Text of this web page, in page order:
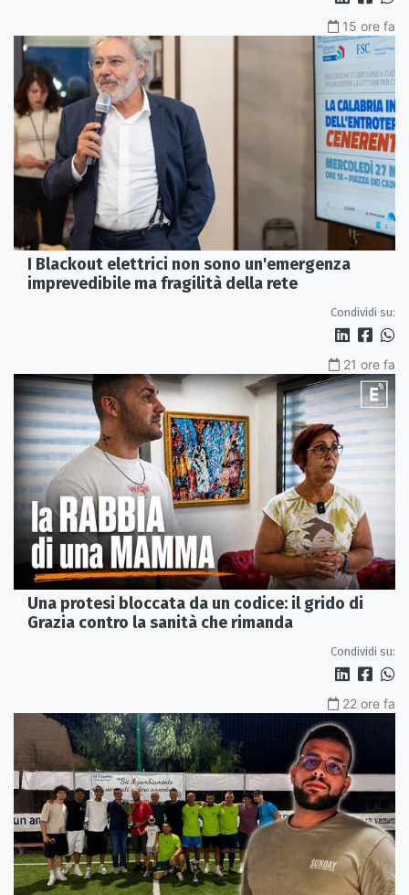
15 ore fa
I Blackout elettrici non sono un'emergenza
imprevedibile ma fragilità della rete
Condividi su:
21 ore fa
Una protesi bloccata da un codice: il grido di
Grazia contro la sanità che rimanda
Condividi su:
22 ore fa